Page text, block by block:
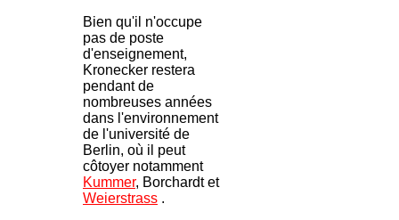
Bien qu'il n'occupe
pas de poste
d'enseignement,
Kronecker restera
pendant de
nombreuses années
dans l'environnement
de l'université de
Berlin, où il peut
côtoyer notamment
Kummer, Borchardt et
Weierstrass .